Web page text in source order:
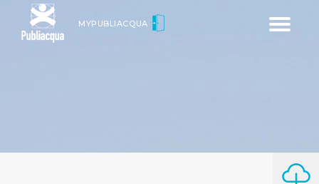
Toggle
MYPUBLIACQUA